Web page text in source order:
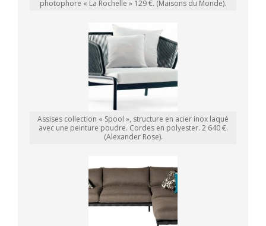
photophore « La Rochelle » 129 €. (Maisons du Monde).
Assises collection « Spool », structure en acier inox laqué
avec une peinture poudre. Cordes en polyester. 2 640 €.
(Alexander Rose).